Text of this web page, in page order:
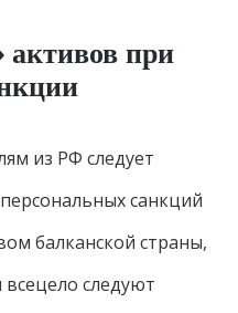
активов при
из РФ следует
санкций
балканской страны,
всецело следуют